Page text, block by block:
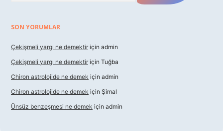
SON YORUMLAR
Çekişmeli yargı ne demektir için admin
Çekişmeli yargı ne demektir için Tuğba
Chiron astrolojide ne demek için admin
Chiron astrolojide ne demek için Şimal
Ünsüz benzeşmesi ne demek için admin